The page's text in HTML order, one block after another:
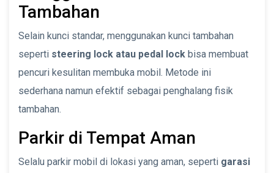
Tambahan
Selain kunci standar, menggunakan kunci tambahan
seperti steering lock atau pedal lock bisa membuat
pencuri kesulitan membuka mobil. Metode ini
sederhana namun efektif sebagai penghalang fisik
tambahan.
Parkir di Tempat Aman
Selalu parkir mobil di lokasi yang aman, seperti garasi